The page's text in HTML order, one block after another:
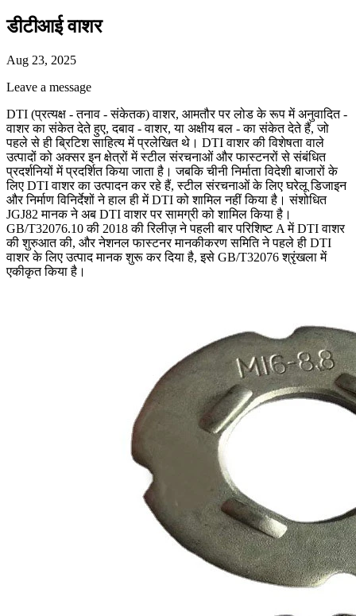
डीटीआई वाशर
Aug 23, 2025
Leave a message
DTI (प्रत्यक्ष - तनाव - संकेतक) वाशर, आमतौर पर लोड के रूप में अनुवादित -
वाशर का संकेत देते हुए, दबाव - वाशर, या अक्षीय बल - का संकेत देते हैं, जो
पहले से ही ब्रिटिश साहित्य में प्रलेखित थे। DTI वाशर की विशेषता वाले
उत्पादों को अक्सर इन क्षेत्रों में स्टील संरचनाओं और फास्टनरों से संबंधित
प्रदर्शनियों में प्रदर्शित किया जाता है। जबकि चीनी निर्माता विदेशी बाजारों के
लिए DTI वाशर का उत्पादन कर रहे हैं, स्टील संरचनाओं के लिए घरेलू डिजाइन
और निर्माण विनिर्देशों ने हाल ही में DTI को शामिल नहीं किया है। संशोधित
JGJ82 मानक ने अब DTI वाशर पर सामग्री को शामिल किया है।
GB/T32076.10 की 2018 की रिलीज़ ने पहली बार परिशिष्ट A में DTI वाशर
की शुरुआत की, और नेशनल फास्टनर मानकीकरण समिति ने पहले ही DTI
वाशर के लिए उत्पाद मानक शुरू कर दिया है, इसे GB/T32076 श्रृंखला में
एकीकृत किया है।